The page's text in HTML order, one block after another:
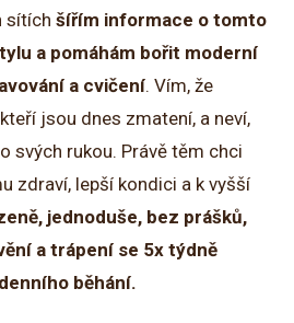
sítíchšířím informace o tomto
a pomáhám bořit moderní
a cvičení. Vím, že
jsou dnes zmatení, a neví,
svých rukou. Právě těm chci
zdraví, lepší kondici a k vyšší
jednoduše, bez prášků,
a trápení se 5x týdně
běhání.